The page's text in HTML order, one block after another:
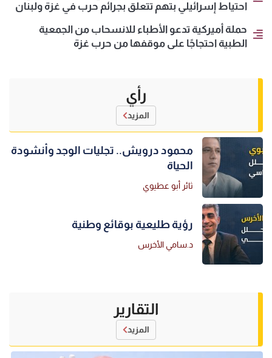
احتياط إسرائيلي بتهم تتعلق بجرائم حرب في غزة ولبنان
حملة أميركية تدعو الأطباء للانسحاب من الجمعية
الطبية احتجاجًا على موقفها من حرب غزة
رأي
المزيد
محمود درويش.. تجليات الوجد وأنشودة
الحياة
ثائر أبو عطيوي
رؤية طليعية بوقائع وطنية
د.سامي الأخرس
التقارير
المزيد